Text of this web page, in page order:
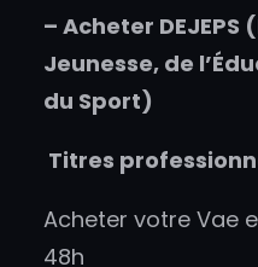
– Acheter
Jeunesse, de
du Sport)
Titres
Acheter votre Vae
48h